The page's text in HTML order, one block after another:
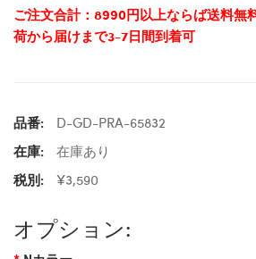
ご注文合計：8990円以上ならば送料無
荷から届けまで3-7日間到着可
品番:
D-GD-PRA-65832
在庫:
在庫あり
税別:
¥3,590
オプション: